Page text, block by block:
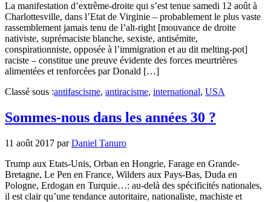
La manifestation d’extrême-droite qui s’est tenue samedi 12 août à
Charlottesville, dans l’Etat de Virginie – probablement le plus vaste
rassemblement jamais tenu de l’alt-right [mouvance de droite
nativiste, suprémaciste blanche, sexiste, antisémite,
conspirationniste, opposée à l’immigration et au dit melting-pot]
raciste – constitue une preuve évidente des forces meurtrières
alimentées et renforcées par Donald […]
Classé sous :antifascisme, antiracisme, international, USA
Sommes-nous dans les années 30 ?
11 août 2017 parDaniel Tanuro
Trump aux Etats-Unis, Orban en Hongrie, Farage en Grande-
Bretagne, Le Pen en France, Wilders aux Pays-Bas, Duda en
Pologne, Erdogan en Turquie…: au-delà des spécificités nationales,
il est clair qu’une tendance autoritaire, nationaliste, machiste et